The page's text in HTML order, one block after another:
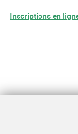
Inscriptions en